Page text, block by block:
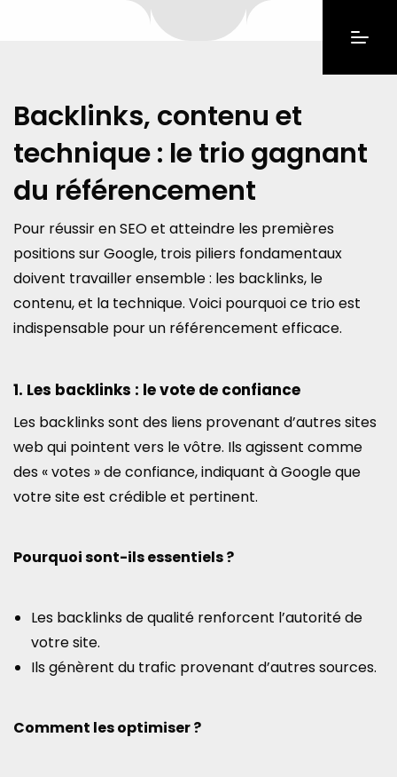
Backlinks, contenu et
technique : le trio gagnant
du référencement
Pour réussir en SEO et atteindre les premières
positions sur Google, trois piliers fondamentaux
doivent travailler ensemble : les backlinks, le
contenu, et la technique. Voici pourquoi ce trio est
indispensable pour un référencement efficace.
1. Les backlinks : le vote de confiance
Les backlinks sont des liens provenant d’autres sites
web qui pointent vers le vôtre. Ils agissent comme
des « votes » de confiance, indiquant à Google que
votre site est crédible et pertinent.
Pourquoi sont-ils essentiels ?
Les backlinks de qualité renforcent l’autorité de
votre site.
Ils génèrent du trafic provenant d’autres sources.
Comment les optimiser ?